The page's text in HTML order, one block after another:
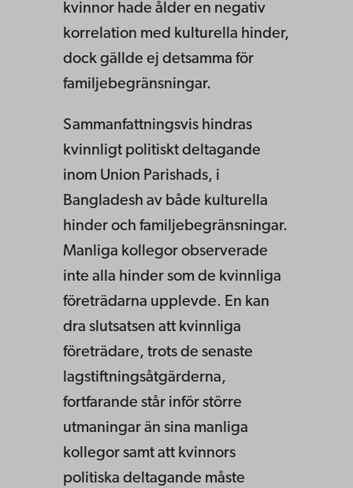
kvinnor hade ålder en negativ
korrelation med kulturella hinder,
dock gällde ej detsamma för
familjebegränsningar.
Sammanfattningsvis hindras
kvinnligt politiskt deltagande
inom Union Parishads, i
Bangladesh av både kulturella
hinder och familjebegränsningar.
Manliga kollegor observerade
inte alla hinder som de kvinnliga
företrädarna upplevde. En kan
dra slutsatsen att kvinnliga
företrädare, trots de senaste
lagstiftningsåtgärderna,
fortfarande står inför större
utmaningar än sina manliga
kollegor samt att kvinnors
politiska deltagande måste